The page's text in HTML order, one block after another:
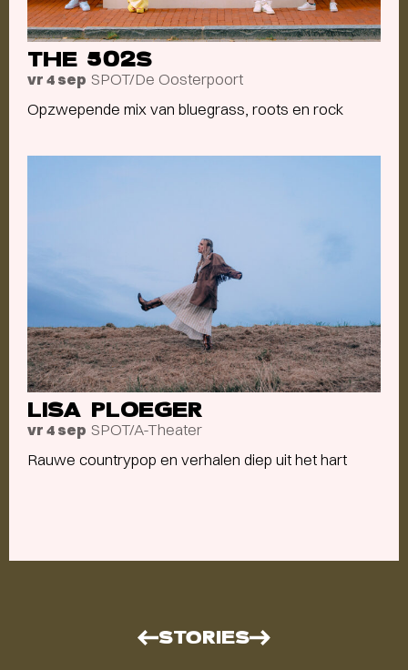
THE 502S
vr 4 sep SPOT/De Oosterpoort
Opzwepende mix van bluegrass, roots en rock
LISA PLOEGER
vr 4 sep SPOT/A-Theater
Rauwe countrypop en verhalen diep uit het hart
STORIES